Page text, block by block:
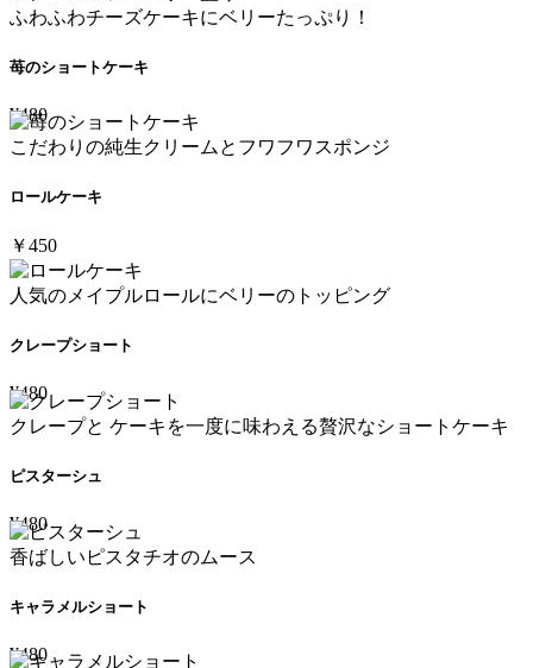
ふわふわチーズケーキにベリーたっぷり！
苺のショートケーキ
¥480
こだわりの純生クリームとフワフワスポンジ
ロールケーキ
￥450
人気のメイプルロールにベリーのトッピング
クレープショート
¥480
クレープと ケーキを一度に味わえる贅沢なショートケーキ
ピスターシュ
¥480
香ばしいピスタチオのムース
キャラメルショート
¥480